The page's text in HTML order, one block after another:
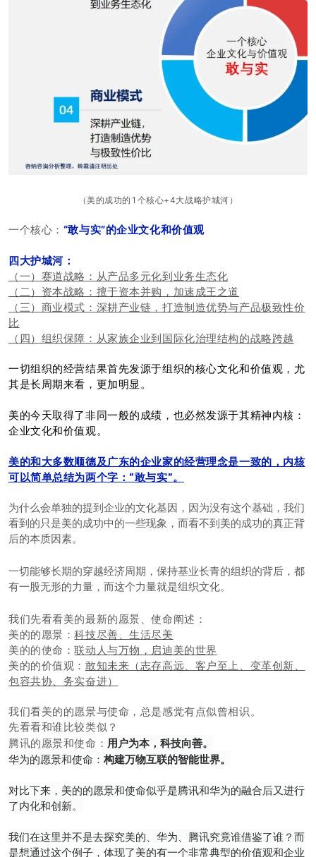
（美的成功的1个核心+4大战略护城河）
一个核心： “敢与实”的企业文化和价值观
四大护城河：
（一）赛道战略：从产品多元化到业务生态化
（二）资本战略：擅于资本并购，加速成王之道
（三）商业模式：深耕产业链，打造制造优势与产品极致性价
比
（四）组织保障：从家族企业到国际化治理结构的战略跨越
一切组织的经营结果首先发源于组织的核心文化和价值观，尤
其是长周期来看，更加明显。
美的今天取得了非同一般的成绩，也必然发源于其精神内核：
企业文化和价值观。
美的和大多数顺德及广东的企业家的经营理念是一致的，内核
可以简单总结为两个字：“敢与实”。
为什么会单独的提到企业的文化基因，因为没有这个基础，我们
看到的只是美的成功中的一些现象，而看不到美的成功的真正背
后的本质因素。
一切能够长期的穿越经济周期，保持基业长青的组织的背后，都
有一股无形的力量，而这个力量就是组织文化。
我们先看看美的最新的愿景、使命阐述：
美的的愿景：科技尽善、生活尽美
美的的使命：联动人与万物，启迪美的世界
美的的价值观： 敢知未来（志存高远、客户至上、变革创新、
包容共协、务实奋进）
我们看美的的愿景与使命，总是感觉有点似曾相识。
先看看和谁比较类似？
腾讯的愿景和使命： 用户为本，科技向善。
华为的愿景和使命： 构建万物互联的智能世界。
对比下来，美的的愿景和使命似乎是腾讯和华为的融合后又进行
了内化和创新。
我们在这里并不是去探究美的、华为、腾讯究竟谁借鉴了谁？而
是想通过这个例子，体现了美的有一个非常典型的价值观和企业